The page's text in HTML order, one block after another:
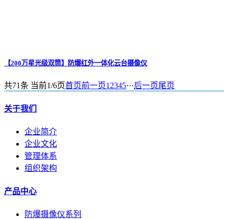
【200万星光级双筒】防爆红外一体化云台摄像仪
共71条 当前1/6页首页前一页1 2345···后一页尾页
关于我们
企业简介
企业文化
管理体系
组织架构
产品中心
防爆摄像仪系列